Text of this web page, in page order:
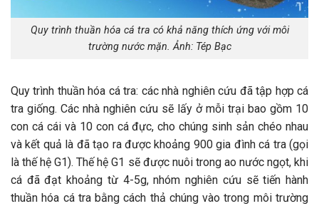
Quy trình thuần hóa cá tra có khả năng thích ứng với môi
trường nước mặn. Ảnh: Tép Bạc
Quy trình thuần hóa cá tra: các nhà nghiên cứu đã tập hợp cá
tra giống. Các nhà nghiên cứu sẽ lấy ở mỗi trại bao gồm 10
con cá cái và 10 con cá đực, cho chúng sinh sản chéo nhau
và kết quả là đã tạo ra được khoảng 900 gia đình cá tra (gọi
là thế hệ G1). Thế hệ G1 sẽ được nuôi trong ao nước ngọt, khi
cá đã đạt khoảng từ 4-5g, nhóm nghiên cứu sẽ tiến hành
thuần hóa cá tra bằng cách thả chúng vào trong môi trường